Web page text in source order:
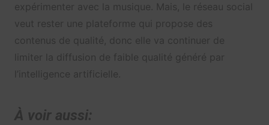
expérimenter avec la musique. Mais, le réseau social
veut rester une plateforme qui propose des
contenus de qualité, donc elle va continuer de
limiter la diffusion de faible qualité généré par
l’intelligence artificielle.
À voir aussi: